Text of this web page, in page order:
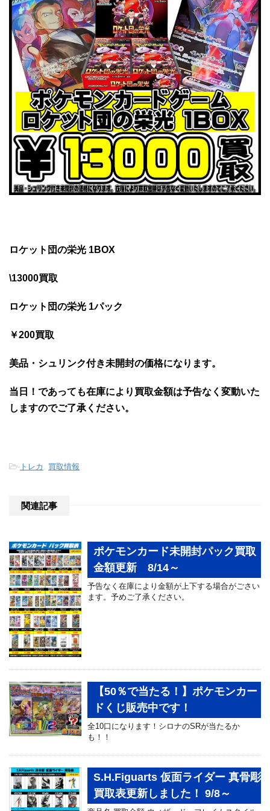
ロケット団の栄光 1BOX
\13000買取
ロケット団の栄光 1パック
￥200買取
美品・シュリンク付き未開封の価格になります。
当日！であっても在庫により買取金額は予告なく変動いた
しますのでご了承ください。
- トレカ 買取情報
関連記事
ポケモンカード未開封パック買取
金額更新 8/14～
予告なく在庫により金額が上下する場合がごさい
ます。予めご了承ください。
【50％で当たる！】ポケモンカー
ドくじ販売中です！
全10口になります！シロナのSRが当たるか
も！！
S.H.Figuarts 仮面ライダー 真骨彫
買取表更新しました！ 9/8～